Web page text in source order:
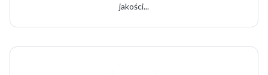
jakości...